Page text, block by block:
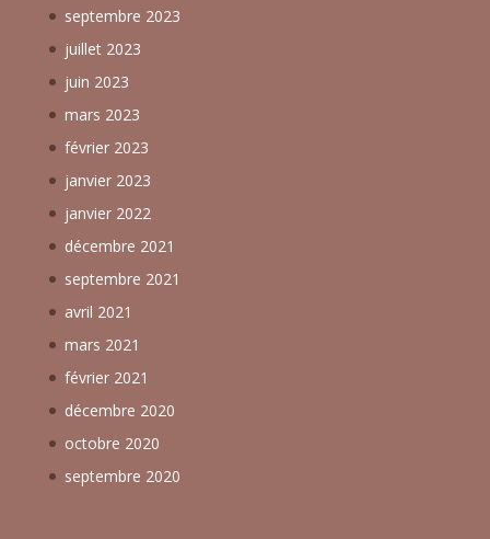
septembre 2023
juillet 2023
juin 2023
mars 2023
février 2023
janvier 2023
janvier 2022
décembre 2021
septembre 2021
avril 2021
mars 2021
février 2021
décembre 2020
octobre 2020
septembre 2020